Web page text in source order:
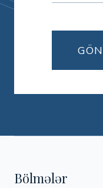
Bölmələr